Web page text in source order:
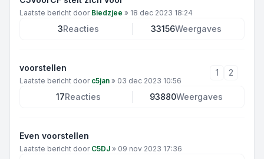
Laatste bericht door Biedzjee » 18 dec 2023 18:24
3Reacties 33156Weergaves
voorstellen
Laatste bericht door c5jan » 03 dec 2023 10:56
1 2
17Reacties 93880Weergaves
Even voorstellen
Laatste bericht door C5DJ » 09 nov 2023 17:36